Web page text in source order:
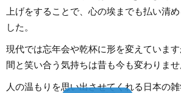
上げをすることで、心の埃までも払い清
した。
現代では忘年会や乾杯に形を変えていま
間と笑い合う気持ちは昔も今も変わりませ
人の温もりを思い出させてくれる日本の雑